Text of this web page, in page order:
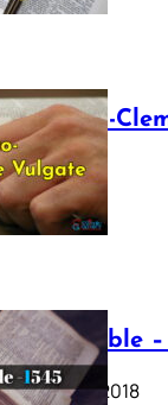
The Sixto-
Vulgate
July 12, 2025
Luther Bible –
October 17, 2018